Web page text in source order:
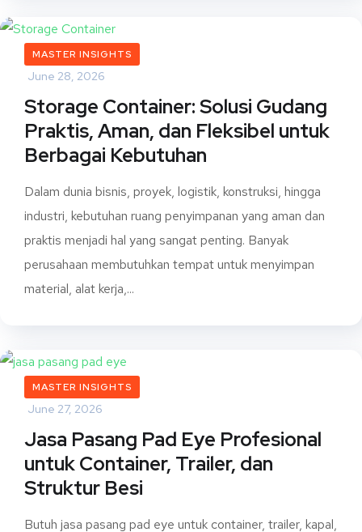
MASTER INSIGHTS
June 28, 2026
Storage Container: Solusi Gudang
Praktis, Aman, dan Fleksibel untuk
Berbagai Kebutuhan
Dalam dunia bisnis, proyek, logistik, konstruksi, hingga
industri, kebutuhan ruang penyimpanan yang aman dan
praktis menjadi hal yang sangat penting. Banyak
perusahaan membutuhkan tempat untuk menyimpan
material, alat kerja,...
MASTER INSIGHTS
June 27, 2026
Jasa Pasang Pad Eye Profesional
untuk Container, Trailer, dan
Struktur Besi
Butuh jasa pasang pad eye untuk container, trailer, kapal,